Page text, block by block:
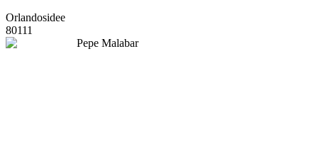
Orlandosidee
80111